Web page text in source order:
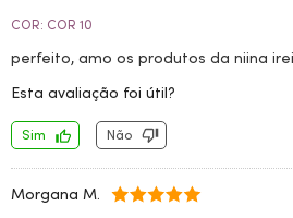
COR: COR 10
perfeito, amo os produtos da niina
Esta avaliação foi útil?
Sim Não
Morgana M.